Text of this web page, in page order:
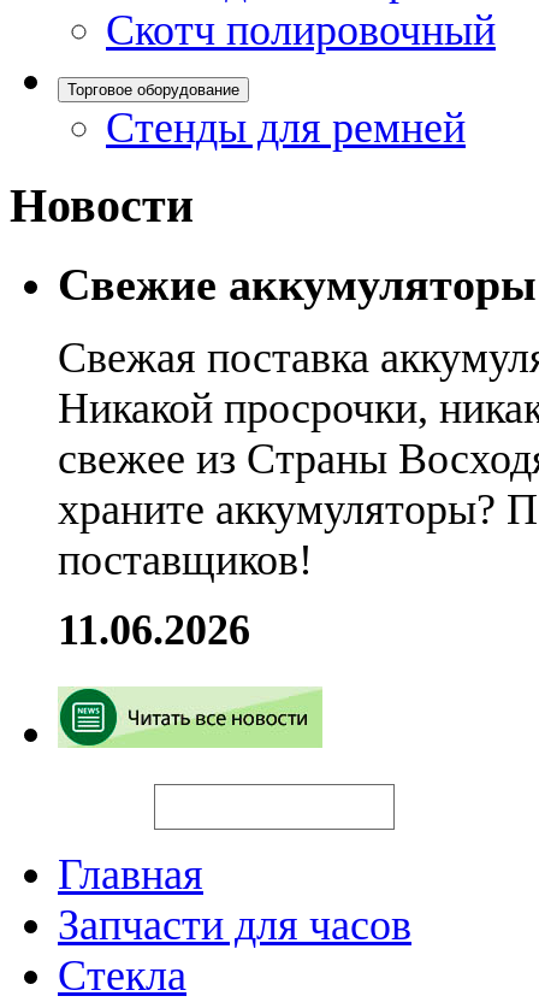
Скотч полировочный
Торговое оборудование
Стенды для ремней
Новости
Свежие
Свежая поставка
Никакой просрочки,
свежее из Страны
храните аккумуляторы?
поставщиков!
11.06.2026
Главная
Запчасти для часов
Стекла